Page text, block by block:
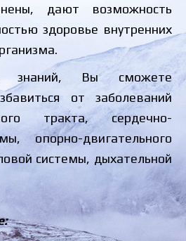
дают возможность
здоровье внутренних
знаний, Вы сможете
от заболеваний
тракта, сердечно-
опорно-двигательного
системы, дыхательной